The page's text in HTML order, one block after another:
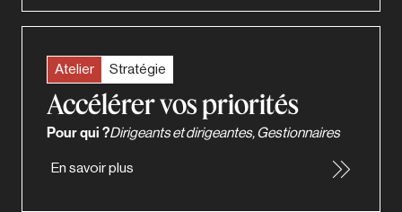
Atelier Stratégie
Accélérer vos priorités
Pour qui ?Dirigeants et dirigeantes, Gestionnaires
En savoir plus